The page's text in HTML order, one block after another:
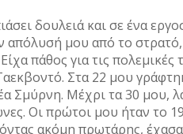
δουλειά και σε ένα
απόλυσή μου από το
πάθος για τις
Στα 22 μου
Σμύρνη. Μέχρι τα 30 μου,
Οι πρώτοι μου ήταν το
ακόμη πρωτάρης,